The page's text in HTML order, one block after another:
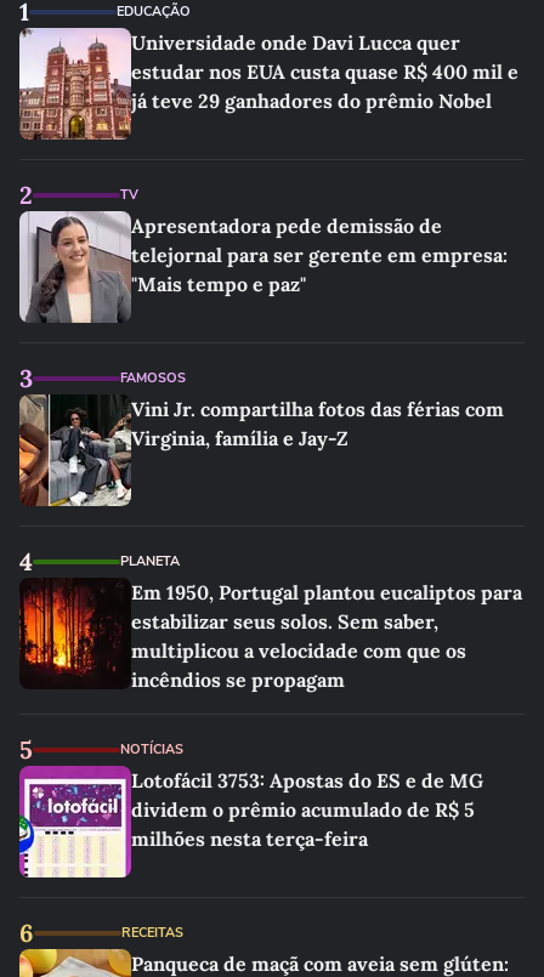
1 EDUCAÇÃO
Universidade onde Davi Lucca quer
estudar nos EUA custa quase R$ 400 mil e
já teve 29 ganhadores do prêmio Nobel
2 TV
Apresentadora pede demissão de
telejornal para ser gerente em empresa:
"Mais tempo e paz"
3 FAMOSOS
Vini Jr. compartilha fotos das férias com
Virginia, família e Jay-Z
4 PLANETA
Em 1950, Portugal plantou eucaliptos para
estabilizar seus solos. Sem saber,
multiplicou a velocidade com que os
incêndios se propagam
5 NOTÍCIAS
Lotofácil 3753: Apostas do ES e de MG
dividem o prêmio acumulado de R$ 5
milhões nesta terça-feira
6 RECEITAS
Panqueca de maçã com aveia sem glúten: